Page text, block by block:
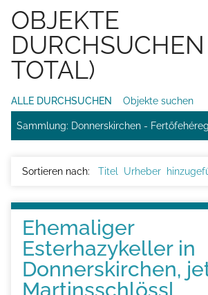
OBJEKTE
TOTAL)
ALLE DURCHSUCHEN Objekte suchen
Sammlung: Donnerskirchen -
Sortieren nach: Titel Urheber
Ehemaliger
Esterhazykeller in
Donnerskirchen,
Martinsschlössl